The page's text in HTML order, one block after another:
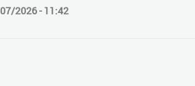
2026 - 11:42